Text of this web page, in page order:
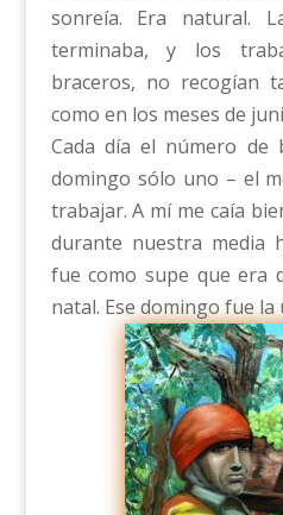
sonreía. Era natural.
terminaba, y los
braceros, no recogían
como en los meses de
Cada día el número de
domingo sólo uno – el
trabajar. A mí me caía
durante nuestra media
fue como supe que era
natal. Ese domingo fue la